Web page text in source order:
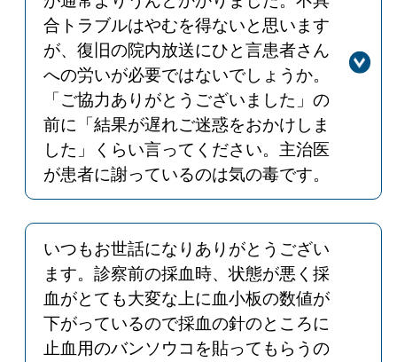
合トラブルはやむを得ないと思います
が、復旧の院内放送にひと言患者さん
への労いが必要ではないでしょうか。
「ご協力ありがとうございました」の
前に「結果が遅れご迷惑をおかけしま
した」くらい言ってください。主治医
が患者に謝っているのは気の毒です。
回答
貴重なご意見ありがとうございます。
配慮に欠けたアナウンスにより不愉快
な思いをさせてしまい申し訳ございま
せんでした。今後は「結果が遅れ、ご
迷惑をおかけしました」という一文を
加え、より丁寧なご案内を心がけてま
いります。
いつもお世話になりありがとうござい
ます。診察前の採血時、状態が悪く採
血がとても大変な上に血小板の数値が
下がっているので採血の針のところに
止血用のバンソウコを貼ってもらうの